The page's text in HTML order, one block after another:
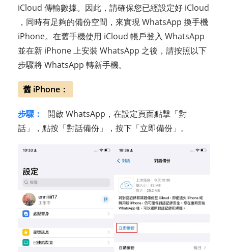
iCloud 傳輸數據。因此，請確保您已經設定好 iCloud
，同時有足夠的備份空間，來實現 WhatsApp 換手機
iPhone。在舊手機使用 iCloud 帳戶登入 WhatsApp
並在新 iPhone 上安裝 WhatsApp 之後，請按照以下
步驟將 WhatsApp 轉新手機。
舊 iPhone：
步驟：
開啟 WhatsApp，在設定頁面點擊「對
話」，點按「對話備份」，按下「立即備份」。